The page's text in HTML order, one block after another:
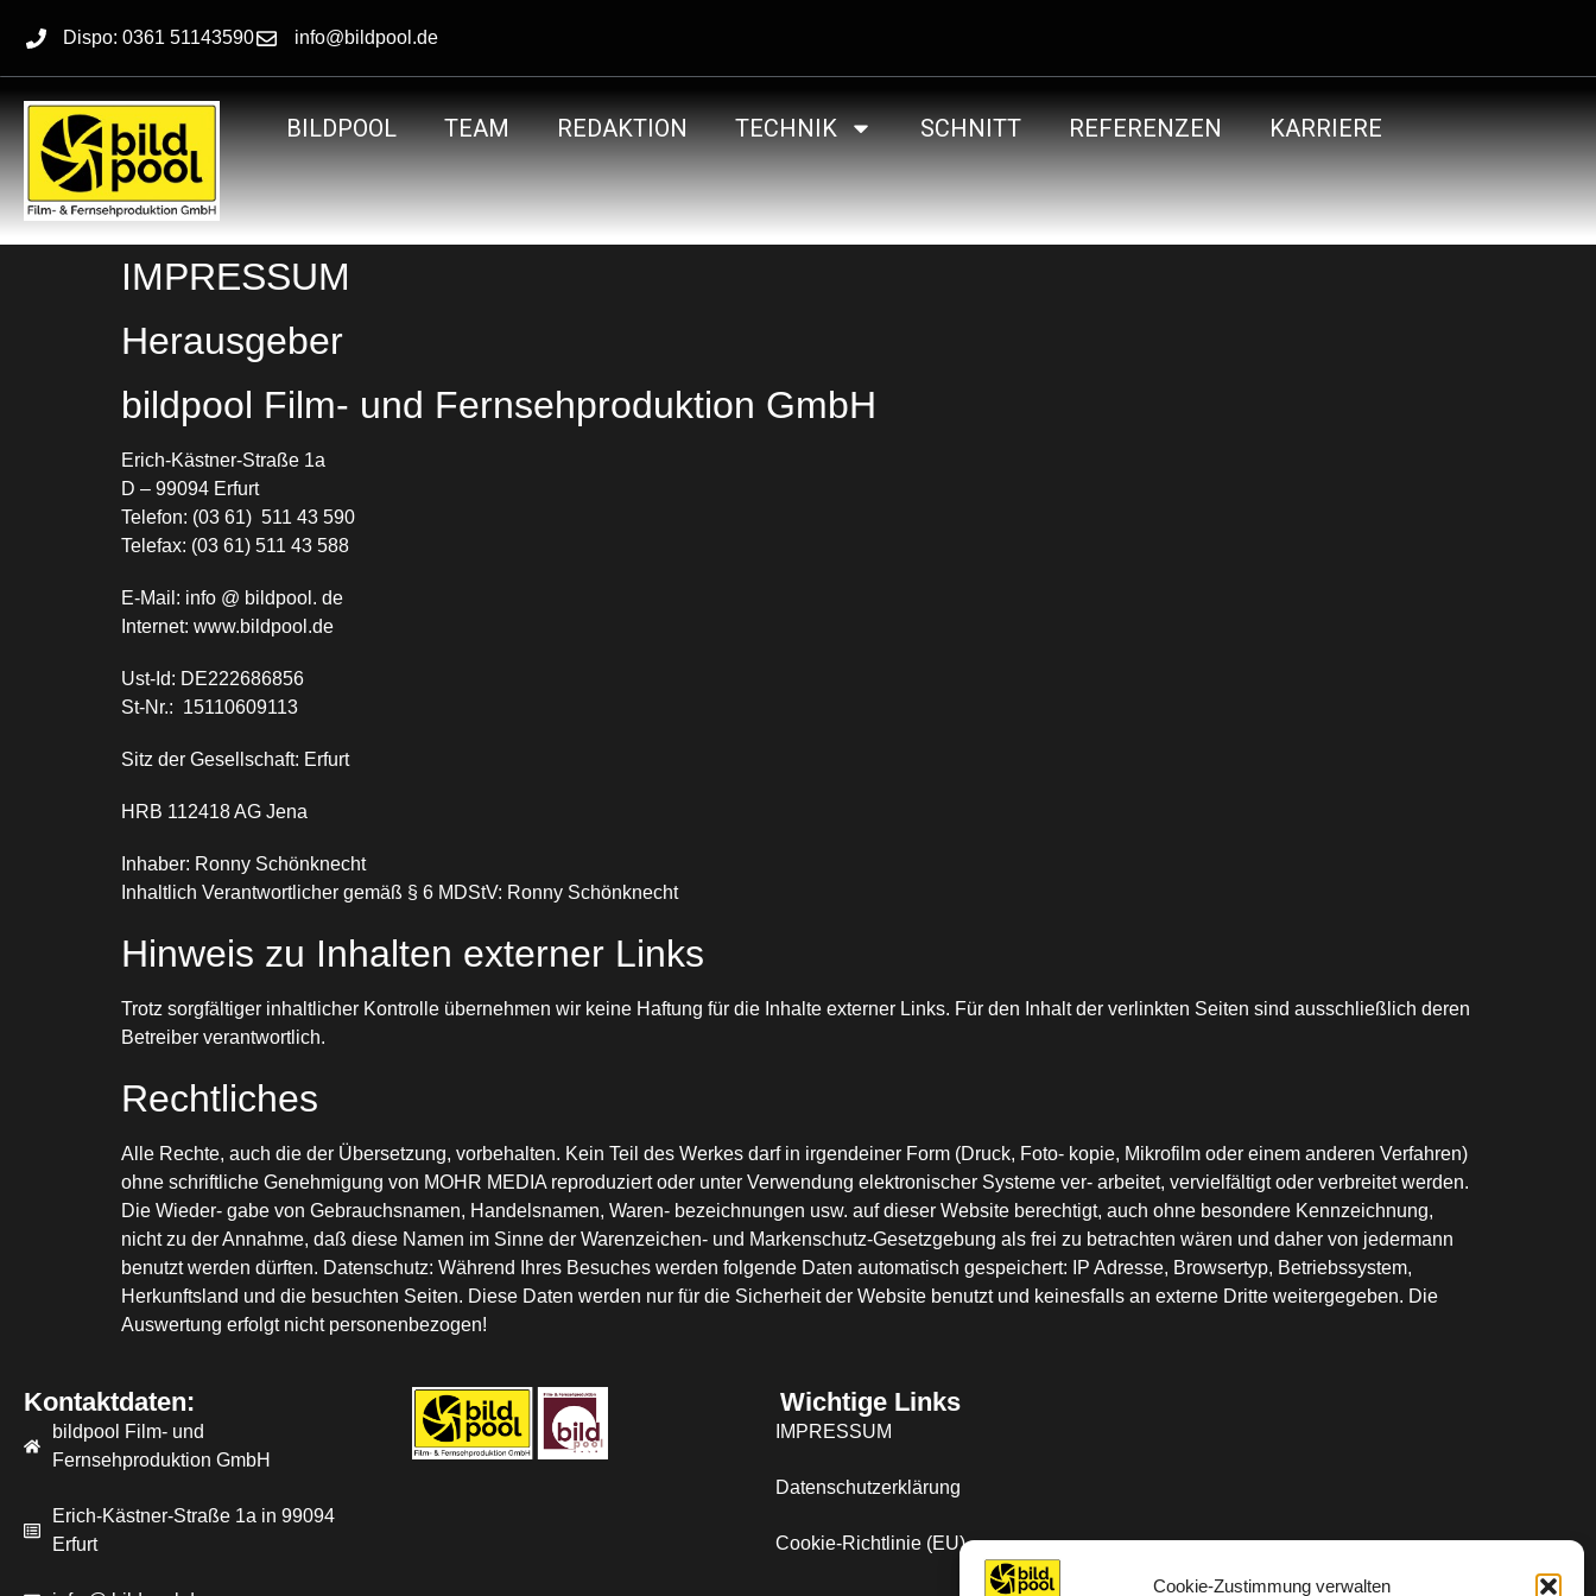
Cookie-Zustimmung verwalten
springenDispo: 0361 51143590 info@bildpool.de
BILDPOOL TEAM REDAKTION TECHNIK SCHNITT REFERENZEN KARRIERE
IMPRESSUM
Herausgeber
bildpool Film- und Fernsehproduktion GmbH
Erich-Kästner-Straße 1a
D – 99094 Erfurt
Telefon: (03 61) 511 43 590
Telefax: (03 61) 511 43 588
E-Mail: info @ bildpool. de
Internet: www.bildpool.de
Ust-Id: DE222686856
St-Nr.: 15110609113
Sitz der Gesellschaft: Erfurt
HRB 112418 AG Jena
Inhaber: Ronny Schönknecht
Inhaltlich Verantwortlicher gemäß § 6 MDStV: Ronny Schönknecht
Hinweis zu Inhalten externer Links
Trotz sorgfältiger inhaltlicher Kontrolle übernehmen wir keine Haftung für die Inhalte externer Links. Für den Inhalt der verlinkten Seiten sind ausschließlich deren
Betreiber verantwortlich.
Rechtliches
Alle Rechte, auch die der Übersetzung, vorbehalten. Kein Teil des Werkes darf in irgendeiner Form (Druck, Foto- kopie, Mikrofilm oder einem anderen Verfahren)
ohne schriftliche Genehmigung von MOHR MEDIA reproduziert oder unter Verwendung elektronischer Systeme ver- arbeitet, vervielfältigt oder verbreitet werden.
Die Wieder- gabe von Gebrauchsnamen, Handelsnamen, Waren- bezeichnungen usw. auf dieser Website berechtigt, auch ohne besondere Kennzeichnung,
nicht zu der Annahme, daß diese Namen im Sinne der Warenzeichen- und Markenschutz-Gesetzgebung als frei zu betrachten wären und daher von jedermann
benutzt werden dürften. Datenschutz: Während Ihres Besuches werden folgende Daten automatisch gespeichert: IP Adresse, Browsertyp, Betriebssystem,
Herkunftsland und die besuchten Seiten. Diese Daten werden nur für die Sicherheit der Website benutzt und keinesfalls an externe Dritte weitergegeben. Die
Auswertung erfolgt nicht personenbezogen!
Kontaktdaten:
bildpool Film- und
Fernsehproduktion GmbH
Erich-Kästner-Straße 1a in 99094
Erfurt
Wichtige Links
IMPRESSUM
Datenschutzerklärung
Cookie-Richtlinie (EU)